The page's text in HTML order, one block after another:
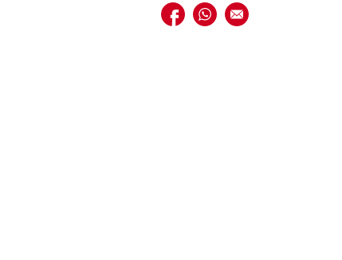
Udostępnij na facebook
Udostępnij na whatsapp
E-mail do przyjaciela